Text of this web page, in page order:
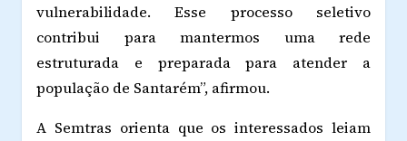
vulnerabilidade. Esse processo seletivo
contribui para mantermos uma rede
estruturada e preparada para atender a
população de Santarém”, afirmou.
A Semtras orienta que os interessados leiam